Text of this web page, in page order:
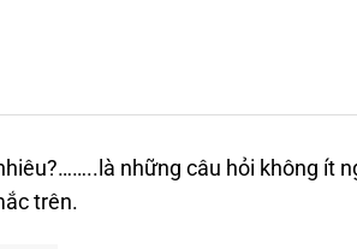
những câu hỏi không ít
trên.